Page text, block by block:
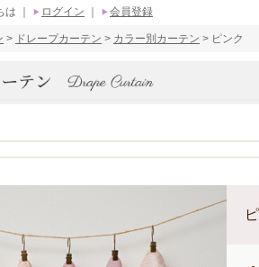
は ログイン 会員登録
ドレープカーテン カラー別カーテン ピンク